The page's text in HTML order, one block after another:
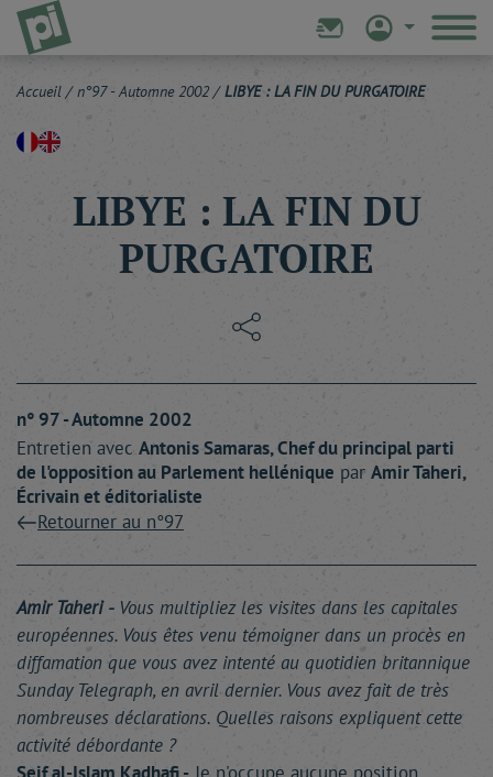
Accueil / n°97 - Automne 2002 / LIBYE : LA FIN DU PURGATOIRE
LIBYE : LA FIN DU
PURGATOIRE
n° 97 - Automne 2002
Entretien avec AntonisSamaras, Chef du principal parti
de l'opposition au Parlement hellénique par AmirTaheri,
Écrivain et éditorialiste
Retourner au n°97
Amir Taheri - Vous multipliez les visites dans les capitales
européennes. Vous êtes venu témoigner dans un procès en
diffamation que vous avez intenté au quotidien britannique
Sunday Telegraph, en avril dernier. Vous avez fait de très
nombreuses déclarations. Quelles raisons expliquent cette
activité débordante ?